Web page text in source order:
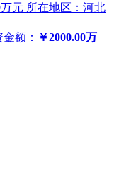
元 所在地区：河北
额： ￥2000.00万